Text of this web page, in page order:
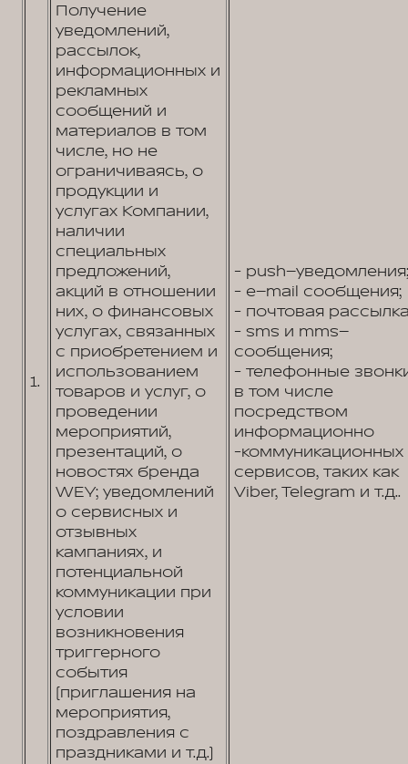
1.
Получение
уведомлений,
рассылок,
информационных и
рекламных
сообщений и
материалов в том
числе, но не
ограничиваясь, о
продукции и
услугах Компании,
наличии
специальных
предложений,
акций в отношении
них, о финансовых
услугах, связанных
с приобретением и
использованием
товаров и услуг, о
проведении
мероприятий,
презентаций, о
новостях бренда
WEY; уведомлений
о сервисных и
отзывных
кампаниях, и
потенциальной
коммуникации при
условии
возникновения
триггерного
события
(приглашения на
мероприятия,
поздравления с
праздниками и т.д.)
- push–уведомления;
- e–mail сообщения;
- почтовая
- sms и mms–
сообщения;
- телефонные
в том числе
посредством
информационно
-коммуникационных
сервисов, таких как
Viber, Telegram и т.д..